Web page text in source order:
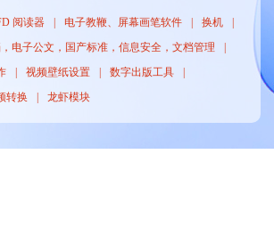
阅读器 电子教鞭、屏幕画笔软件
换机
电子公文，国产标准，信息安全，文档管理
视频壁纸设置
数字出版工具
转换 龙虾模块